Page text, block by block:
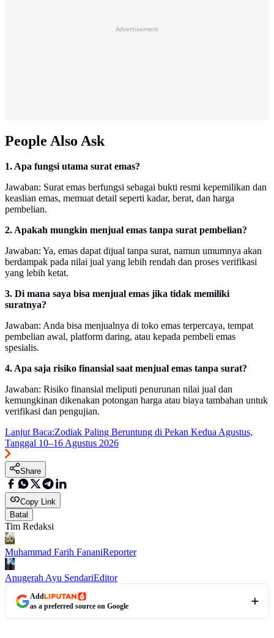
Advertisement
People Also Ask
1. Apa fungsi utama surat emas?
Jawaban: Surat emas berfungsi sebagai bukti resmi kepemilikan dan
keaslian emas, memuat detail seperti kadar, berat, dan harga
pembelian.
2. Apakah mungkin menjual emas tanpa surat pembelian?
Jawaban: Ya, emas dapat dijual tanpa surat, namun umumnya akan
berdampak pada nilai jual yang lebih rendah dan proses verifikasi
yang lebih ketat.
3. Di mana saya bisa menjual emas jika tidak memiliki
suratnya?
Jawaban: Anda bisa menjualnya di toko emas terpercaya, tempat
pembelian awal, platform daring, atau kepada pembeli emas
spesialis.
4. Apa saja risiko finansial saat menjual emas tanpa surat?
Jawaban: Risiko finansial meliputi penurunan nilai jual dan
kemungkinan dikenakan potongan harga atau biaya tambahan untuk
verifikasi dan pengujian.
Lanjut Baca:Zodiak Paling Beruntung di Pekan Kedua Agustus,
Tanggal 10–16 Agustus 2026
Share
Copy Link
Batal
Tim Redaksi
Muhammad Farih FananiReporter
Anugerah Ayu SendariEditor
Add
as a preferred source on Google